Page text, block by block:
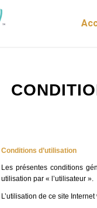
Conditions d’utilisation
Les présentes conditions
utilisation par « l’utilisateur ».
L’utilisation de ce site